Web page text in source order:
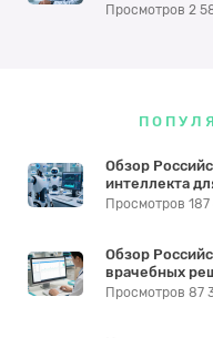
Просмотров 2
Обзор
интеллекта
Просмотров 187
Обзор
врачебных
Просмотров 87